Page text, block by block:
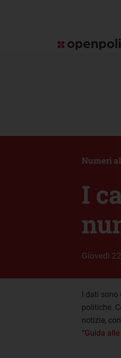
I
Numeri
giovedì
I dati sono
politiche.
notizie,
“Guida